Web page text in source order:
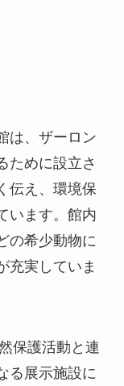
は、ザーロン
ために設立さ
伝え、環境保
います。館内
の希少動物に
充実していま
保護活動と連
る展示施設に